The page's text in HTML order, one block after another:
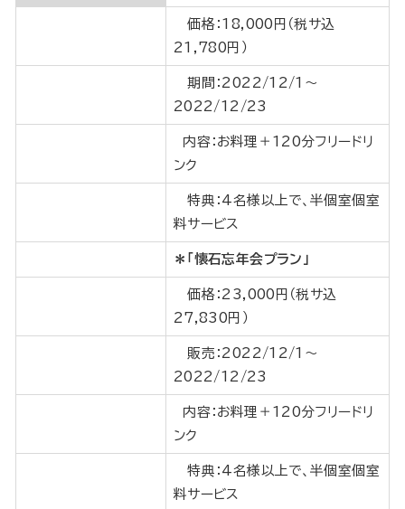
価格：18,000円（税サ込
21,780円）
期間：2022/12/1～
2022/12/23
内容：お料理＋120分フリードリ
ンク
特典：4名様以上で、半個室個室
料サービス
＊「懐石忘年会プラン」
価格：23,000円（税サ込
27,830円）
販売：2022/12/1～
2022/12/23
内容：お料理＋120分フリードリ
ンク
特典：4名様以上で、半個室個室
料サービス